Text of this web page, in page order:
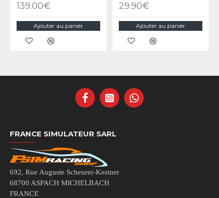
139.00€
Ajouter au panier
29.90€
Ajouter au panier
FRANCE SIMULATEUR SARL
692, Rue Auguste Scheurer-Kestner
68700 ASPACH MICHELBACH
FRANCE